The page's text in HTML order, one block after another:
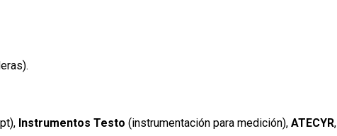
Instrumentos Testo (instrumentación para medición), ATECYR,